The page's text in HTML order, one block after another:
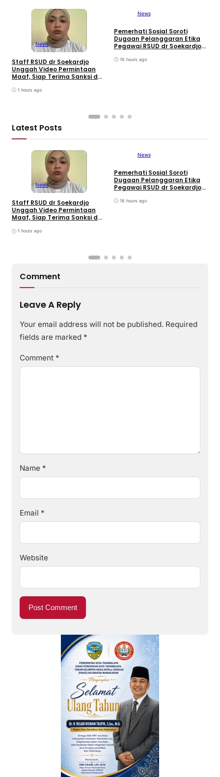
News
Staff RSUD dr Soekardjo
Unggah Video Permintaan
Maaf, Siap Terima Sanksi dan
Keluarga
1 hours ago
News
Pemerhati Sosial Soroti
Dugaan Pelanggaran Etika
Pegawai RSUD dr Soekardjo
16 hours ago
Latest Posts
News
Staff RSUD dr Soekardjo
Unggah Video Permintaan
Maaf, Siap Terima Sanksi dan
Keluarga
1 hours ago
News
Pemerhati Sosial Soroti
Dugaan Pelanggaran Etika
Pegawai RSUD dr Soekardjo
16 hours ago
Comment
Leave A Reply
Your email address will not be published. Required
fields are marked *
Comment *
Name *
Email *
Website